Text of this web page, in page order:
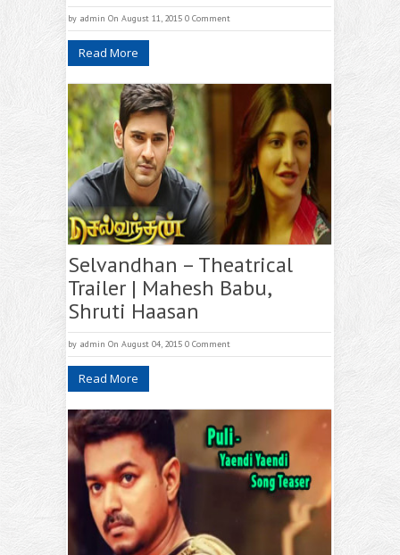
by admin On August 11, 2015 0 Comment
Read More
Selvandhan – Theatrical
Trailer | Mahesh Babu,
Shruti Haasan
by admin On August 04, 2015 0 Comment
Read More